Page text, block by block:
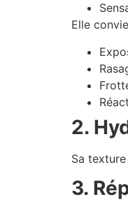
Elle
2.
Sa
3.